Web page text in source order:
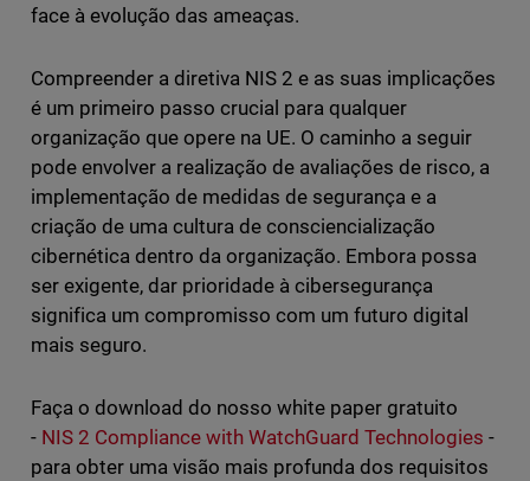
face à evolução das ameaças.
Compreender a diretiva NIS 2 e as suas implicações
é um primeiro passo crucial para qualquer
organização que opere na UE. O caminho a seguir
pode envolver a realização de avaliações de risco, a
implementação de medidas de segurança e a
criação de uma cultura de consciencialização
cibernética dentro da organização. Embora possa
ser exigente, dar prioridade à cibersegurança
significa um compromisso com um futuro digital
mais seguro.
Faça o download do nosso white paper gratuito
- NIS 2 Compliance with WatchGuard Technologies -
para obter uma visão mais profunda dos requisitos